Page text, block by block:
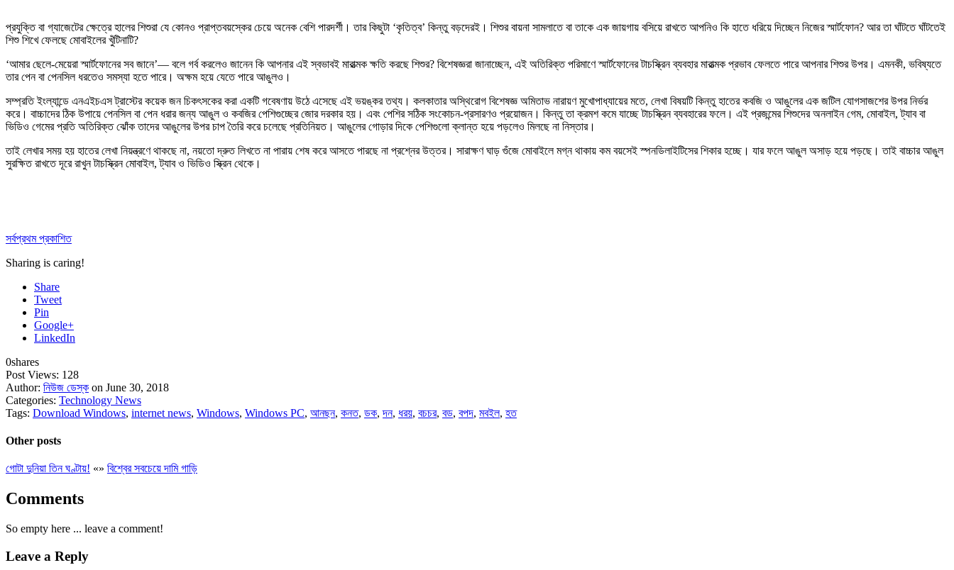
প্রযুক্তি বা গ্যাজেটের ক্ষেত্রে হালের শিশুরা যে কোনও প্রাপ্তবয়স্কের চেয়ে অনেক বেশি পারদর্শী। তার কিছুটা ‘কৃতিত্ব’ কিন্তু বড়দেরই। শিশুর বায়না সামলাতে বা তাকে এক জায়গায় বসিয়ে রাখতে আপনিও কি হাতে ধরিয়ে দিচ্ছেন নিজের স্মার্টফোন? আর তা ঘাঁটতে ঘাঁটতেই
শিশু শিখে ফেলছে মোবাইলের খুঁটিনাটি?
‘আমার ছেলে-মেয়েরা স্মার্টফোনের সব জানে’— বলে গর্ব করলেও জানেন কি আপনার এই স্বভাবই মারাত্মক ক্ষতি করছে শিশুর? বিশেষজ্ঞরা জানাচ্ছেন, এই অতিরিক্ত পরিমাণে স্মার্টফোনের টাচস্ক্রিন ব্যবহার মারাত্মক প্রভাব ফেলতে পারে আপনার শিশুর উপর। এমনকী, ভবিষ্যতে
তার পেন বা পেনসিল ধরতেও সমস্যা হতে পারে। অক্ষম হয়ে যেতে পারে আঙুলও।
সম্প্রতি ইংল্যান্ডে এনএইচএস ট্রাস্টের কয়েক জন চিকৎসকের করা একটি গবেষণায় উঠে এসেছে এই ভয়ঙ্কর তথ্য। কলকাতার অস্থিরোগ বিশেষজ্ঞ অমিতাভ নারায়ণ মুখোপাধ্যায়ের মতে, লেখা বিষয়টি কিন্তু হাতের কবজি ও আঙুলের এক জটিল যোগসাজশের উপর নির্ভর
করে। বাচ্চাদের ঠিক উপায়ে পেনসিল বা পেন ধরার জন্য আঙুল ও কবজির পেশিগুচ্ছের জোর দরকার হয়। এবং পেশির সঠিক সংকোচন-প্রসারণও প্রয়োজন। কিন্তু তা ক্রমশ কমে যাচ্ছে টাচস্ক্রিন ব্যবহারের ফলে। এই প্রজন্মের শিশুদের অনলাইন গেম, মোবাইল, ট্যাব বা
ভিডিও গেমের প্রতি অতিরিক্ত ঝোঁক তাদের আঙুলের উপর চাপ তৈরি করে চলেছে প্রতিনিয়ত। আঙুলের গোড়ার দিকে পেশিগুলো ক্লান্ত হয়ে পড়লেও মিলছে না নিস্তার।
তাই লেখার সময় হয় হাতের লেখা নিয়ন্ত্রণে থাকছে না, নয়তো দ্রুত লিখতে না পারায় শেষ করে আসতে পারছে না প্রশ্নের উত্তর। সারাক্ষণ ঘাড় গুঁজে মোবাইলে মগ্ন থাকায় কম বয়সেই স্পনডিলাইটিসের শিকার হচ্ছে। যার ফলে আঙুল অসাড় হয়ে পড়ছে। তাই বাচ্চার আঙুল
সুরক্ষিত রাখতে দূরে রাখুন টাচস্ক্রিন মোবাইল, ট্যাব ও ভিডিও স্ক্রিন থেকে।
সর্বপ্রথম প্রকাশিত
Sharing is caring!
Share
Tweet
Pin
Google+
LinkedIn
0shares
Post Views: 128
Author: নিউজ ডেস্ক on June 30, 2018
Categories: Technology News
Tags: Download Windows, internet news, Windows, Windows PC, আনছন, কনত, ডক,দন, ধরয়, বচচর, বড, বপদ, মবইল, হত
Other posts
গোটা দুনিয়া তিন ঘণ্টায়! «» বিশ্বের সবচেয়ে দামি গাড়ি
Comments
So empty here ... leave a comment!
Leave a Reply